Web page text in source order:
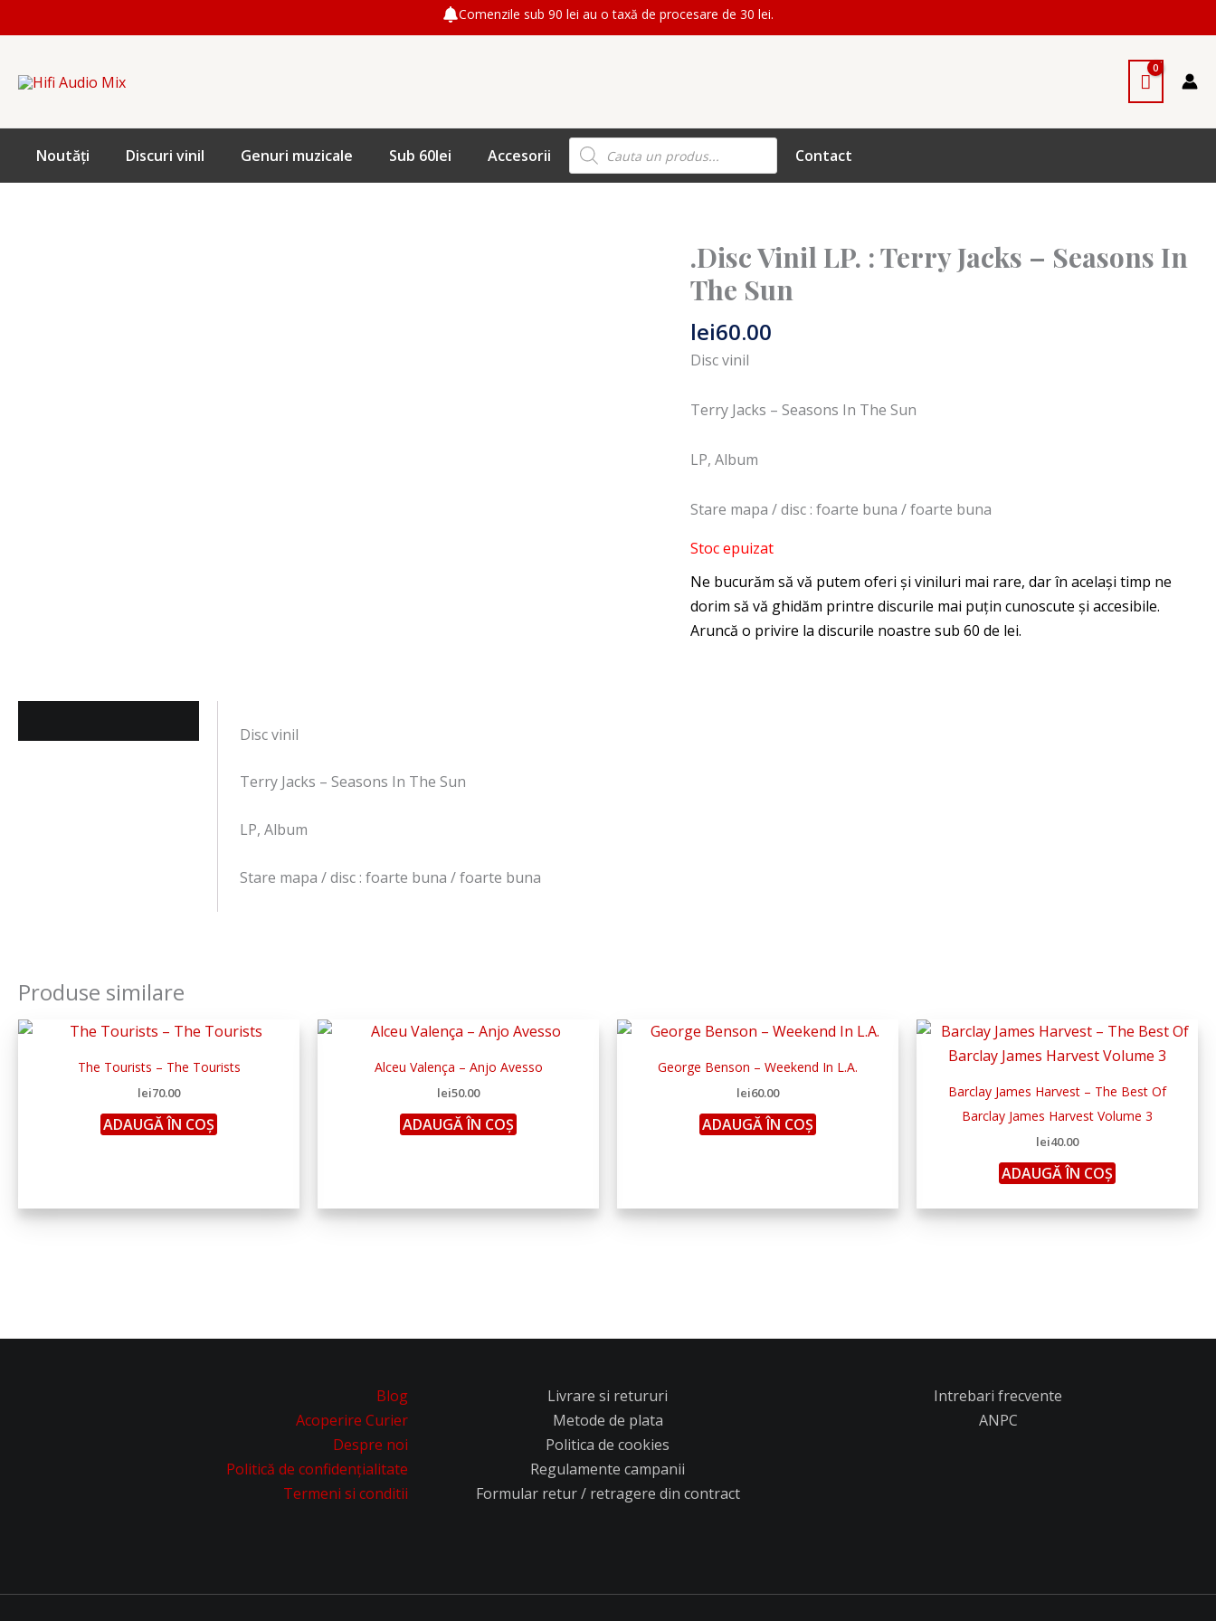
Comenzile sub 90 lei au o taxă de procesare de 30 lei.
to
Noutăți Discuri vinil Genuri muzicale Sub 60lei Accesorii
Products
search Contact
.Disc Vinil LP. : Terry Jacks – Seasons In
The Sun
lei60.00
Disc vinil
Terry Jacks – Seasons In The Sun
LP, Album
Stare mapa / disc : foarte buna / foarte buna
Stoc epuizat
Disc vinil
Terry Jacks – Seasons In The Sun
LP, Album
Stare mapa / disc : foarte buna / foarte buna
Produse similare
The Tourists – The Tourists
lei70.00
ADAUGĂ ÎN COȘ
Alceu Valença ‎– Anjo Avesso
lei50.00
ADAUGĂ ÎN COȘ
George Benson – Weekend In L.A.
lei60.00
ADAUGĂ ÎN COȘ
Barclay James Harvest – The Best Of
Barclay James Harvest Volume 3
lei40.00
ADAUGĂ ÎN COȘ
Blog
Acoperire Curier
Despre noi
Politică de confidențialitate
Termeni si conditii
Livrare si retururi
Metode de plata
Politica de cookies
Regulamente campanii
Formular retur / retragere din contract
Intrebari frecvente
ANPC